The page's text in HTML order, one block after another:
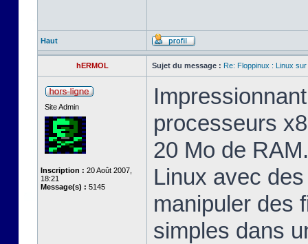
Haut
hERMOL Sujet du message : Re: Floppinux : Linux
Site Admin
Inscription : 20 Août 2007,
18:21
Message(s) : 5145
processeurs
20 Mo de
Linux avec
manipuler des
simples dans